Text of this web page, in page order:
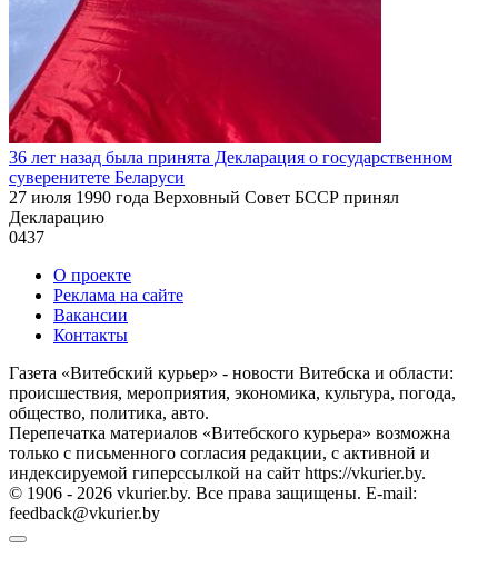
36 лет назад была принята Декларация о государственном
суверенитете Беларуси
27 июля 1990 года Верховный Совет БССР принял
Декларацию
0437
О проекте
Реклама на сайте
Вакансии
Контакты
Газета «Витебский курьер» - новости Витебска и области:
происшествия, мероприятия, экономика, культура, погода,
общество, политика, авто.
Перепечатка материалов «Витебского курьера» возможна
только с письменного согласия редакции, с активной и
индексируемой гиперссылкой на сайт https://vkurier.by.
© 1906 - 2026 vkurier.by. Все права защищены. E-mail:
feedback@vkurier.by